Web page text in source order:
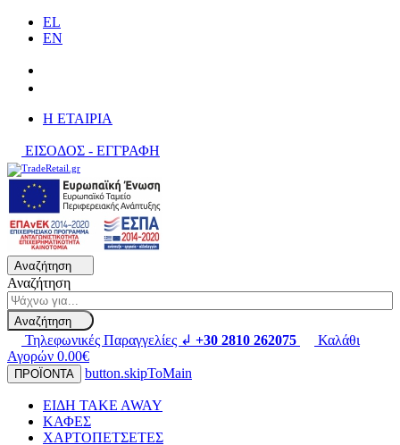
EL
EN
H ΕΤΑΙΡΙΑ
ΕΙΣΟΔΟΣ - ΕΓΓΡΑΦΗ
Αναζήτηση
Αναζήτηση
Αναζήτηση
Τηλεφωνικές Παραγγελίες ↲ +30 2810 262075
Καλάθι
Αγορών 0.00€
ΠΡΟΪΟΝΤΑ button.skipToMain
ΕΙΔΗ TAKE AWAY
ΚΑΦΕΣ
ΧΑΡΤΟΠΕΤΣΕΤΕΣ